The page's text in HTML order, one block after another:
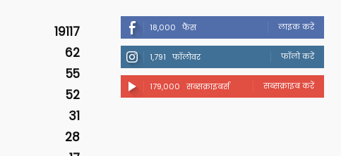
19117
62
55
52
31
28
18,000 फैंस लाइक करें
1,791 फॉलोवर फॉलो करें
179,000 सब्सक्राइबर्स सब्सक्राइब करें